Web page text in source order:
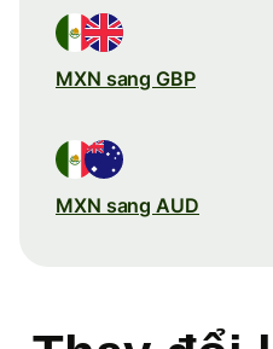
MXN sang GBP
MXN sang AUD